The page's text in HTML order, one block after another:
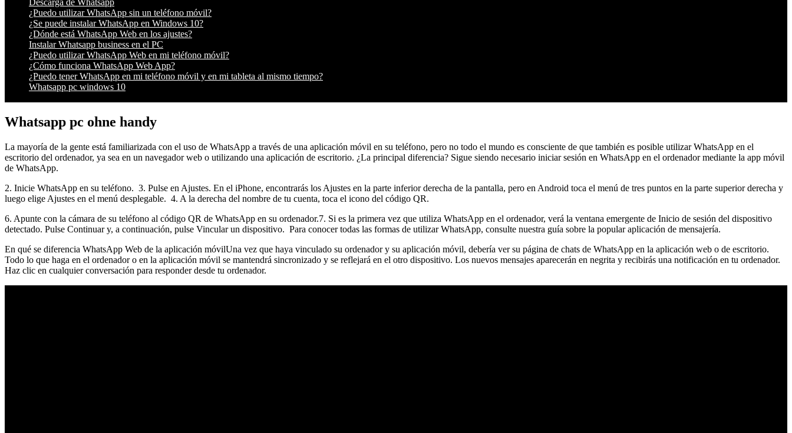
¿Puedo utilizar WhatsApp sin un teléfono móvil?
¿Se puede instalar WhatsApp en Windows 10?
¿Dónde está WhatsApp Web en los ajustes?
Instalar Whatsapp business en el PC
¿Puedo utilizar WhatsApp Web en mi teléfono móvil?
¿Cómo funciona WhatsApp Web App?
¿Puedo tener WhatsApp en mi teléfono móvil y en mi tableta al mismo tiempo?
Whatsapp pc windows 10
Whatsapp pc ohne handy
La mayoría de la gente está familiarizada con el uso de WhatsApp a través de una aplicación móvil en su teléfono, pero no todo el mundo es consciente de que también es posible utilizar WhatsApp en el
escritorio del ordenador, ya sea en un navegador web o utilizando una aplicación de escritorio. ¿La principal diferencia? Sigue siendo necesario iniciar sesión en WhatsApp en el ordenador mediante la app móvil
de WhatsApp.
2. Inicie WhatsApp en su teléfono. 3. Pulse en Ajustes. En el iPhone, encontrarás los Ajustes en la parte inferior derecha de la pantalla, pero en Android toca el menú de tres puntos en la parte superior derecha y
luego elige Ajustes en el menú desplegable. 4. A la derecha del nombre de tu cuenta, toca el icono del código QR.
6. Apunte con la cámara de su teléfono al código QR de WhatsApp en su ordenador.7. Si es la primera vez que utiliza WhatsApp en el ordenador, verá la ventana emergente de Inicio de sesión del dispositivo
detectado. Pulse Continuar y, a continuación, pulse Vincular un dispositivo. Para conocer todas las formas de utilizar WhatsApp, consulte nuestra guía sobre la popular aplicación de mensajería.
En qué se diferencia WhatsApp Web de la aplicación móvilUna vez que haya vinculado su ordenador y su aplicación móvil, debería ver su página de chats de WhatsApp en la aplicación web o de escritorio.
Todo lo que haga en el ordenador o en la aplicación móvil se mantendrá sincronizado y se reflejará en el otro dispositivo. Los nuevos mensajes aparecerán en negrita y recibirás una notificación en tu ordenador.
Haz clic en cualquier conversación para responder desde tu ordenador.